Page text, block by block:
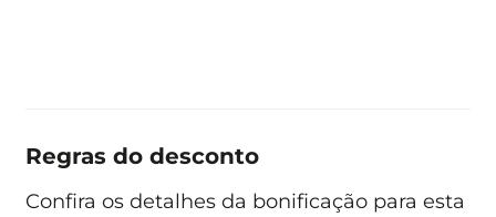
Regras do desconto
Confira os detalhes da bonificação para esta